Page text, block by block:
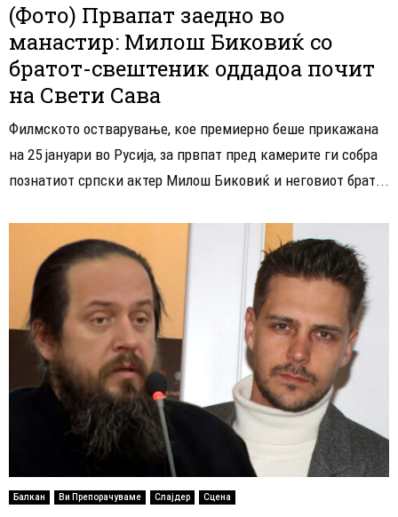
(Фото) Првапат заедно во
манастир: Милош Биковиќ со
братот-свештеник оддадоа почит
на Свети Сава
Филмското остварување, кое премиерно беше прикажана
на 25 јануари во Русија, за првпат пред камерите ги собра
познатиот српски актер Милош Биковиќ и неговиот брат...
Балкан Ви Препорачуваме Слајдер Сцена